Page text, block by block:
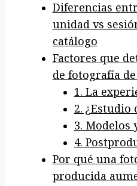
Diferencias
unidad vs
catálogo
Factores que
de fotografía
1. La
2. ¿Estudio
3. Modelos
4.
Por qué una
producida